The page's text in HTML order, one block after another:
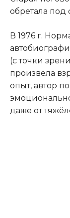
обретала под
В 1976 г.
(с точки
произвела
опыт, автор
даже от